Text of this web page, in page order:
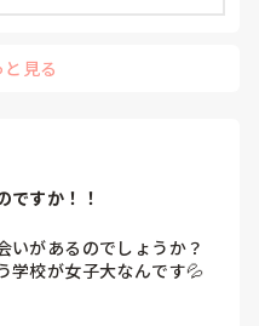
見る
ですか！！
いがあるのでしょうか？
校が女子大なんです‪‪💦
ない予定です。